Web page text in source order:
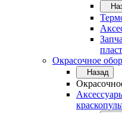
Окрасочное
Назад